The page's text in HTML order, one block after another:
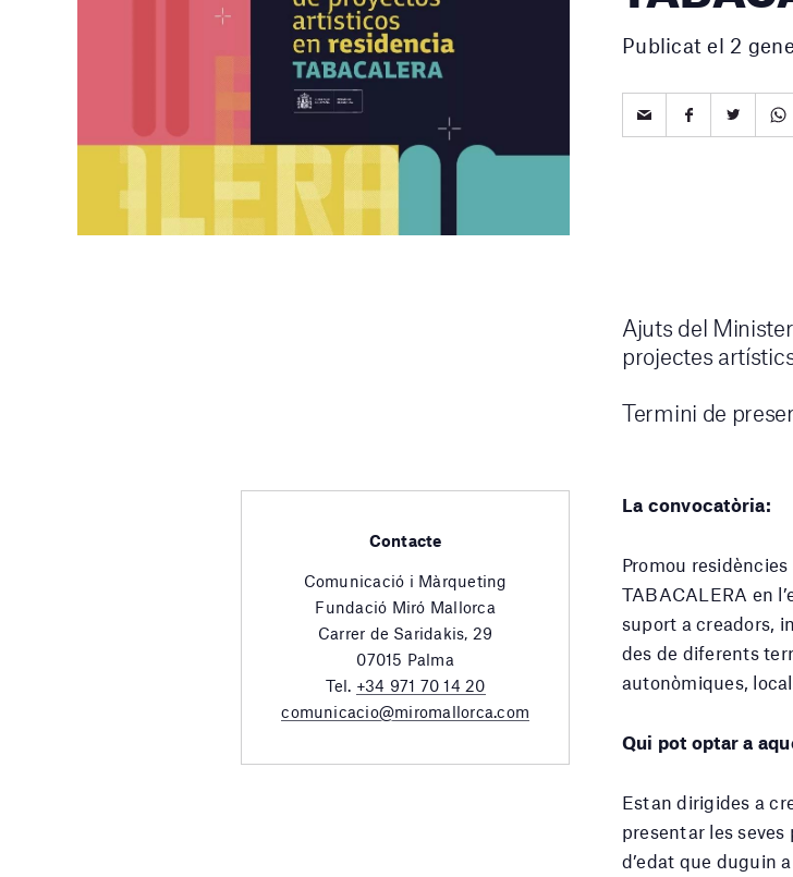
Publicat el 2
Ajuts del
projectes
Termini de
Contacte
Comunicació i Màrqueting
Fundació Miró Mallorca
Carrer de Saridakis, 29
07015 Palma
Tel. +34 971 70 14 20
comunicacio@miromallorca.com
La convocatòria:
Promou
TABACALERA en
suport a creadors,
des de diferents
autonòmiques,
Qui pot optar a
Estan dirigides a
presentar les
d’edat que duguin